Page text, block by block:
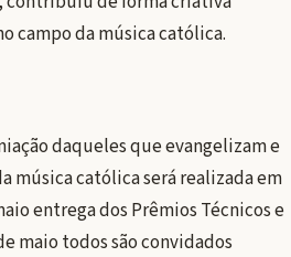
campo da música católica.
daqueles que evangelizam e
música católica será realizada em
entrega dos Prêmios Técnicos e
maio todos são convidados